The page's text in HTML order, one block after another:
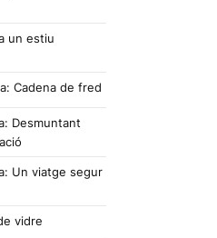
un estiu
Cadena de fred
Desmuntant
Un viatge segur
vidre